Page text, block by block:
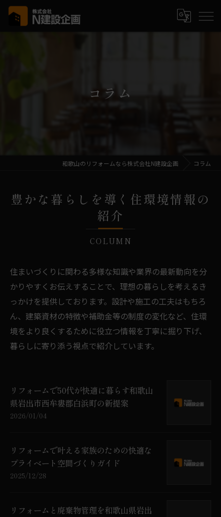
コラム
和歌山のリフォームなら株式会社N建設企画 コラム
豊かな暮らしを導く住環境情報の
紹介
COLUMN
住まいづくりに関わる多様な知識や業界の最新動向を分
かりやすくお伝えすることで、理想の暮らしを考えるき
っかけを提供しております。設計や施工の工夫はもちろ
ん、建築資材の特徴や補助金等の制度の変化など、住環
境をより良くするために役立つ情報を丁寧に掘り下げ、
暮らしに寄り添う視点で紹介しています。
リフォームで50代が快適に暮らす和歌山
県岩出市西牟婁郡白浜町の新提案
2026/01/04
リフォームで叶える家族のための快適な
プライベート空間づくりガイド
2025/12/28
リフォームと廃棄物管理を和歌山県岩出